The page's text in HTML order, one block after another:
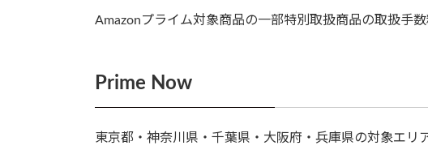
Amazonプライム対象商品の一部特別取扱商品の取扱手数
Prime Now
東京都・神奈川県・千葉県・大阪府・兵庫県の対象エリ